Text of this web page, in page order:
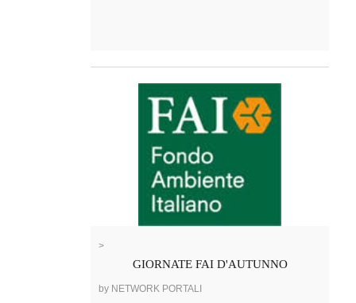
>
GIORNATE FAI D'AUTUNNO
by NETWORK PORTALI